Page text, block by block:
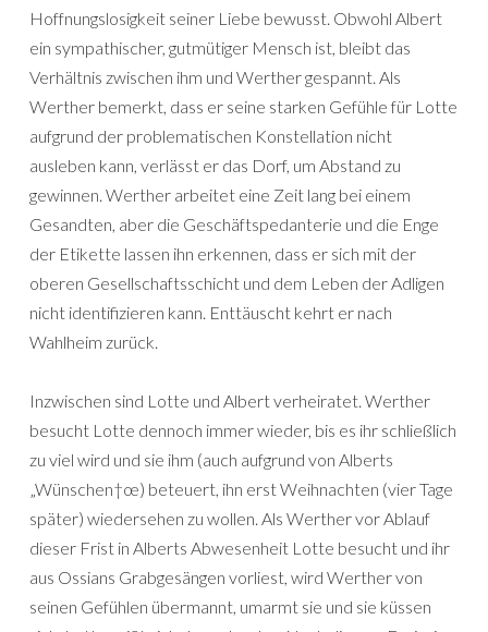
Hoffnungslosigkeit seiner Liebe bewusst. Obwohl Albert
ein sympathischer, gutmütiger Mensch ist, bleibt das
Verhältnis zwischen ihm und Werther gespannt. Als
Werther bemerkt, dass er seine starken Gefühle für Lotte
aufgrund der problematischen Konstellation nicht
ausleben kann, verlässt er das Dorf, um Abstand zu
gewinnen. Werther arbeitet eine Zeit lang bei einem
Gesandten, aber die Geschäftspedanterie und die Enge
der Etikette lassen ihn erkennen, dass er sich mit der
oberen Gesellschaftsschicht und dem Leben der Adligen
nicht identifizieren kann. Enttäuscht kehrt er nach
Wahlheim zurück.
Inzwischen sind Lotte und Albert verheiratet. Werther
besucht Lotte dennoch immer wieder, bis es ihr schließlich
zu viel wird und sie ihm (auch aufgrund von Alberts
„Wünschen†œ) beteuert, ihn erst Weihnachten (vier Tage
später) wiedersehen zu wollen. Als Werther vor Ablauf
dieser Frist in Alberts Abwesenheit Lotte besucht und ihr
aus Ossians Grabgesängen vorliest, wird Werther von
seinen Gefühlen übermannt, umarmt sie und sie küssen